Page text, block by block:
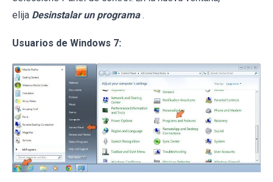
elija Desinstalar un programa .
Usuarios de Windows 7: